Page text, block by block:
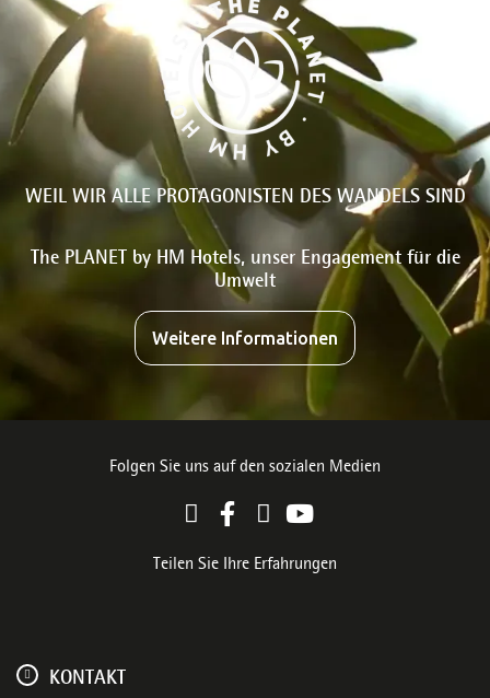
WEIL WIR ALLE PROTAGONISTEN DES WANDELS SIND
The PLANET by HM Hotels, unser Engagement für die
Umwelt
Weitere Informationen
Folgen Sie uns auf den sozialen Medien
Teilen Sie Ihre Erfahrungen
KONTAKT